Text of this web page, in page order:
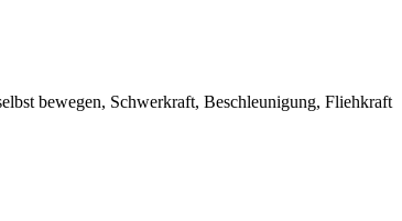
bewegen, Schwerkraft, Beschleunigung, Fliehkraft